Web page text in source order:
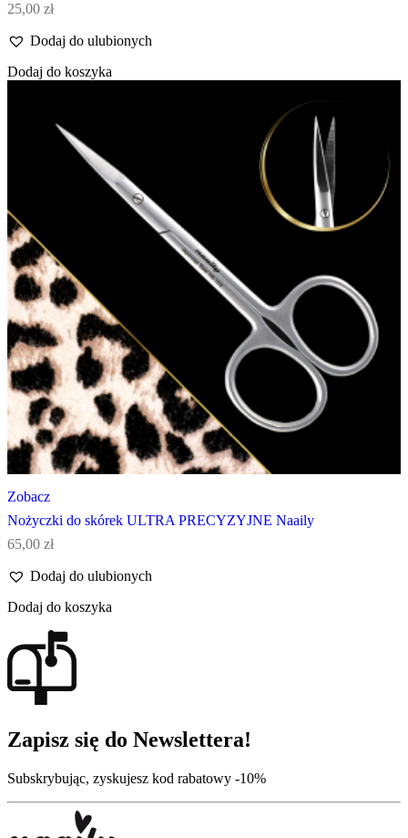
25,00 zł
Dodaj do ulubionych
Dodaj do koszyka
Zobacz
Nożyczki do skórek ULTRA PRECYZYJNE Naaily
65,00 zł
Dodaj do ulubionych
Dodaj do koszyka
Zapisz się do Newslettera!
Subskrybując, zyskujesz kod rabatowy -10%